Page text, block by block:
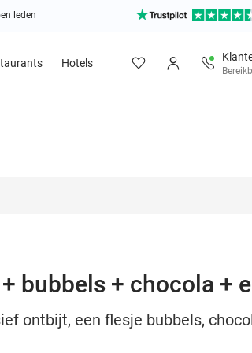
leden
Hotels
bubbels + chocola +
ontbijt, een flesje bubbels,